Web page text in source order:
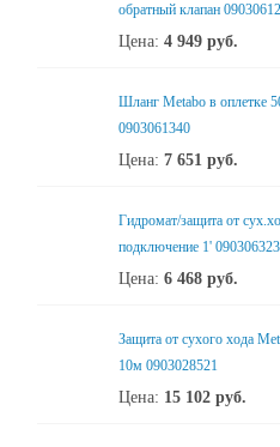
обратный клапан
Цена: 4 949 руб.
Шланг Metabo в оплетке
0903061340
Цена: 7 651 руб.
Гидромат/защита от
подключение 1'
Цена: 6 468 руб.
Защита от сухого хода
10м 0903028521
Цена: 15 102 руб.